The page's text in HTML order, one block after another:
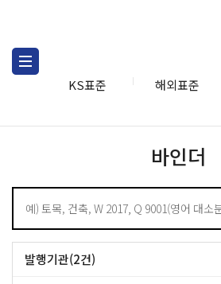
KS표준 해외표준
바인더
발행기관(2건)
KS (2건)